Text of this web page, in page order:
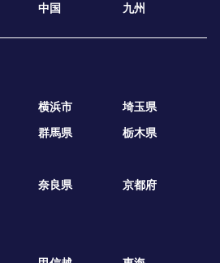
中国 九州
横浜市
埼玉県
群馬県 栃木県
奈良県
京都府